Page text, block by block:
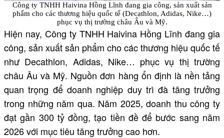
Công ty TNHH Haivina Hồng Lĩnh đang gia công, sản xuất sản
phẩm cho các thương hiệu quốc tế (Decathlon, Adidas, Nike…)
phục vụ thị trường châu Âu và Mỹ.
Hiện nay, Công ty TNHH Haivina Hồng Lĩnh đang gia
công, sản xuất sản phẩm cho các thương hiệu quốc tế
như Decathlon, Adidas, Nike… phục vụ thị trường
châu Âu và Mỹ. Nguồn đơn hàng ổn định là nền tảng
quan trọng để doanh nghiệp duy trì đà tăng trưởng
trong những năm qua. Năm 2025, doanh thu công ty
đạt gần 300 tỷ đồng, tạo tiền đề để bước sang năm
2026 với mục tiêu tăng trưởng cao hơn.